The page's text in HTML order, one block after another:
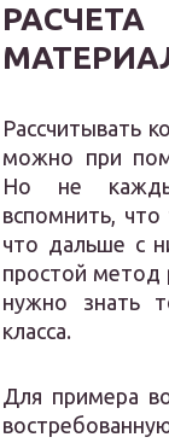
Рассчитывать
можно при
Но не
вспомнить, что
что дальше с
простой метод
нужно знать
класса.
Для примера